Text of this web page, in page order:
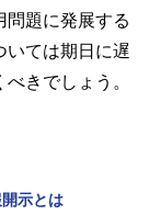
問題に発展する
いては期日に遅
きでしょう。
示とは